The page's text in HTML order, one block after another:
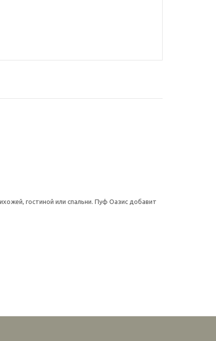
гостиной или спальни. Пуф Оазис добавит